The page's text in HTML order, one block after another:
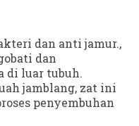
dan anti jamur.,
dan
di luar tubuh.
jamblang, zat ini
penyembuhan